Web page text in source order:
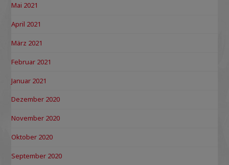
Mai 2021
April 2021
März 2021
Februar 2021
Januar 2021
Dezember 2020
November 2020
Oktober 2020
September 2020